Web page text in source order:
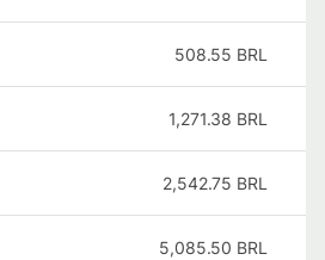
508.55 BRL
1,271.38 BRL
2,542.75 BRL
5,085.50 BRL